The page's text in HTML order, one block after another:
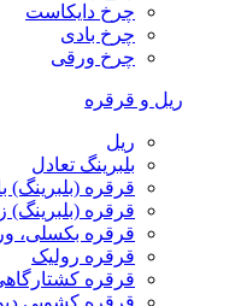
چرخ دایکاست
چرخ بادی
چرخ ورقی
ریل و قرقره
ریل
بلبرینگ تعادل
قرقره (بلبرینگ)
قرقره (بلبرینگ)
قرقره بکسلی،
قرقره رولیک
قرقره
قرقره کشویی